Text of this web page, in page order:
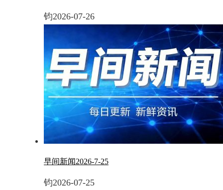
钧2026-07-26
早间新闻2026-7-25
钧2026-07-25